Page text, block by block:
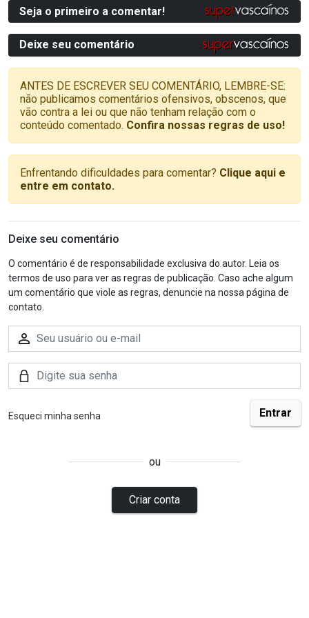
Seja o primeiro a comentar!
Deixe seu comentário
ANTES DE ESCREVER SEU COMENTÁRIO, LEMBRE-SE:
não publicamos comentários ofensivos, obscenos, que
vão contra a lei ou que não tenham relação com o
conteúdo comentado. Confira nossas regras de uso!
Enfrentando dificuldades para comentar? Clique aqui e
entre em contato.
Deixe seu comentário
O comentário é de responsabilidade exclusiva do autor. Leia os
termos de uso para ver as regras de publicação. Caso ache algum
um comentário que viole as regras, denuncie na nossa página de
contato.
Esqueci minha senha
ou
Criar conta